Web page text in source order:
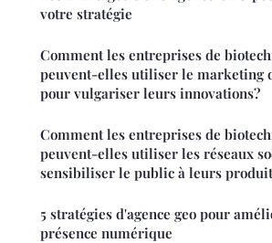
votre stratégie
Comment les entreprises de
peuvent-elles utiliser le marketing
pour vulgariser leurs innovations?
Comment les entreprises de
peuvent-elles utiliser les réseaux
sensibiliser le public à leurs
5 stratégies d'agence geo pour
présence numérique